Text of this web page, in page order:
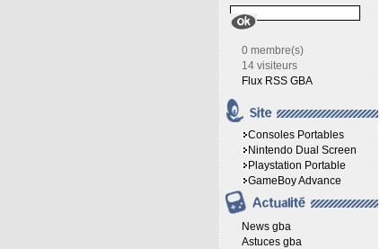
0 membre(s)
14 visiteurs
Flux RSS GBA
Consoles Portables
Nintendo Dual Screen
Playstation Portable
GameBoy Advance
News gba
Astuces gba